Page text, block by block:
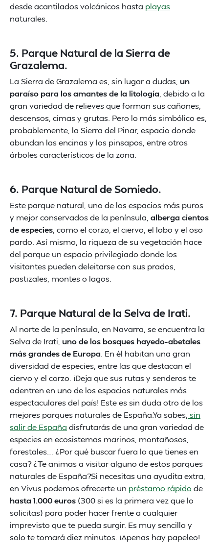
desde acantilados volcánicos hasta playas
naturales.
5. Parque Natural de la Sierra de
Grazalema.
La Sierra de Grazalema es, sin lugar a dudas, un
paraíso para los amantes de la litología , debido a la
gran variedad de relieves que forman sus cañones,
descensos, cimas y grutas. Pero lo más simbólico es,
probablemente, la Sierra del Pinar, espacio donde
abundan las encinas y los pinsapos, entre otros
árboles característicos de la zona.
6. Parque Natural de Somiedo.
Este parque natural, uno de los espacios más puros
y mejor conservados de la península, alberga cientos
de especies , como el corzo, el ciervo, el lobo y el oso
pardo. Así mismo, la riqueza de su vegetación hace
del parque un espacio privilegiado donde los
visitantes pueden deleitarse con sus prados,
pastizales, montes o lagos.
7. Parque Natural de la Selva de Irati.
Al norte de la península, en Navarra, se encuentra la
Selva de Irati, uno de los bosques hayedo-abetales
más grandes de Europa . En él habitan una gran
diversidad de especies, entre las que destacan el
ciervo y el corzo. ¡Deja que sus rutas y senderos te
adentren en uno de los espacios naturales más
espectaculares del país! Este es sin duda otro de los
mejores parques naturales de España.Ya sabes, sin
salir de España disfrutarás de una gran variedad de
especies en ecosistemas marinos, montañosos,
forestales… ¿Por qué buscar fuera lo que tienes en
casa? ¿Te animas a visitar alguno de estos parques
naturales de España?Si necesitas una ayudita extra,
en Vivus podemos ofrecerte un préstamo rápido de
hasta 1.000 euros (300 si es la primera vez que lo
solicitas) para poder hacer frente a cualquier
imprevisto que te pueda surgir. Es muy sencillo y
solo te tomará diez minutos. ¡Apenas hay papeleo!